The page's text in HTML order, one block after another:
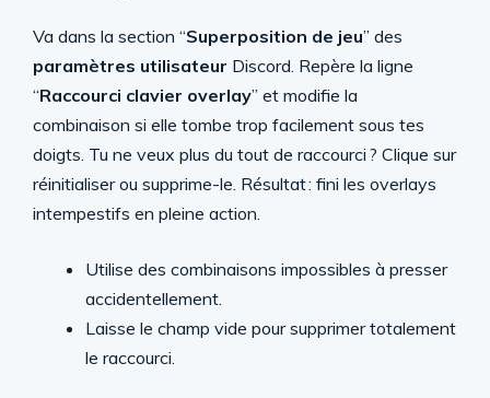
Va dans la section “Superposition de jeu” des
paramètres utilisateur Discord. Repère la ligne
“Raccourci clavier overlay” et modifie la
combinaison si elle tombe trop facilement sous tes
doigts. Tu ne veux plus du tout de raccourci ? Clique sur
réinitialiser ou supprime-le. Résultat : fini les overlays
intempestifs en pleine action.
Utilise des combinaisons impossibles à presser
accidentellement.
Laisse le champ vide pour supprimer totalement
le raccourci.